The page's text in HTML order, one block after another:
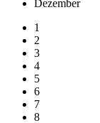
Dezember
1
2
3
4
5
6
7
8